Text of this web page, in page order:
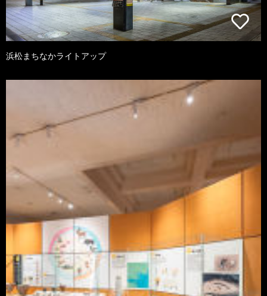
浜松まちなかライトアップ